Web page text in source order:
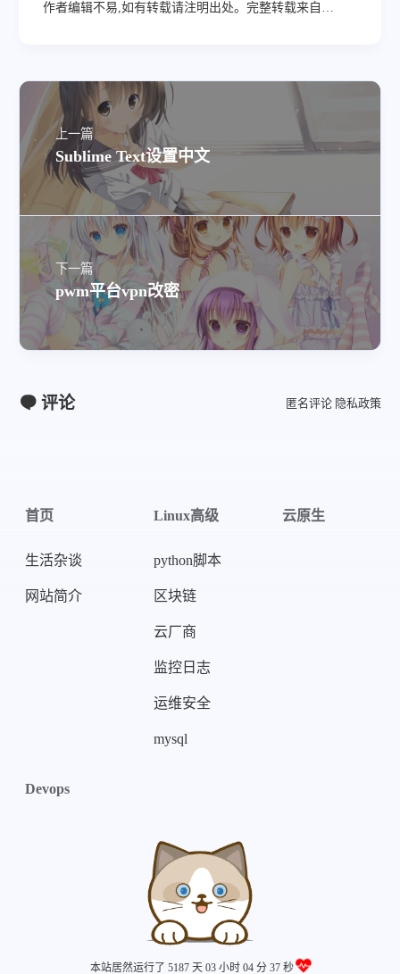
作者编辑不易,如有转载请注明出处。完整转载来自
上一篇
Sublime Text设置中文
下一篇
pwm平台vpn改密
评论 匿名评论 隐私政策
首页
生活杂谈
网站简介
Linux高级
python脚本
区块链
云厂商
监控日志
运维安全
mysql
云原生
Devops
本站居然运行了 5187 天03 小时 04 分 38 秒